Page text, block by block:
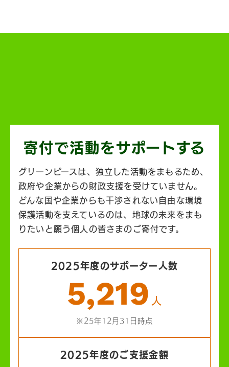
寄付で活動をサポートする
グリーンピースは、独立した活動をまもるため、
政府や企業からの財政支援を受けていません。
どんな国や企業からも干渉されない自由な環境
保護活動を支えているのは、地球の未来をまも
りたいと願う個人の皆さまのご寄付です。
2025年度のサポーター人数
5,219 人
※25年12月31日時点
2025年度のご支援金額